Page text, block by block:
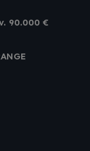
90.000 €